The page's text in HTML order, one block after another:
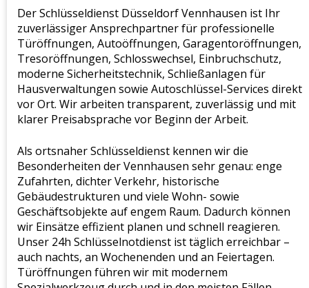
Der Schlüsseldienst Düsseldorf Vennhausen ist Ihr
zuverlässiger Ansprechpartner für professionelle
Türöffnungen, Autoöffnungen, Garagentoröffnungen,
Tresoröffnungen, Schlosswechsel, Einbruchschutz,
moderne Sicherheitstechnik, Schließanlagen für
Hausverwaltungen sowie Autoschlüssel-Services direkt
vor Ort. Wir arbeiten transparent, zuverlässig und mit
klarer Preisabsprache vor Beginn der Arbeit.
Als ortsnaher Schlüsseldienst kennen wir die
Besonderheiten der Vennhausen sehr genau: enge
Zufahrten, dichter Verkehr, historische
Gebäudestrukturen und viele Wohn- sowie
Geschäftsobjekte auf engem Raum. Dadurch können
wir Einsätze effizient planen und schnell reagieren.
Unser 24h Schlüsselnotdienst ist täglich erreichbar –
auch nachts, an Wochenenden und an Feiertagen.
Türöffnungen führen wir mit modernem